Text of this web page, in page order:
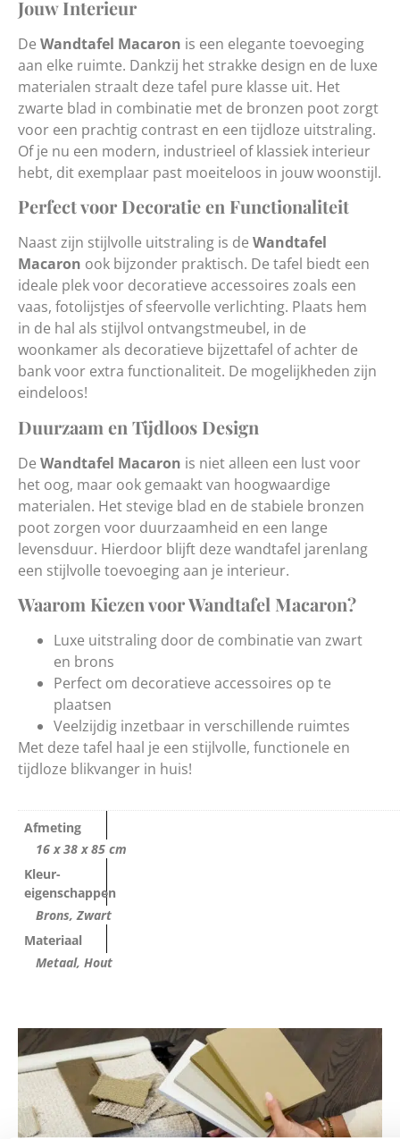
Jouw Interieur
De Wandtafel Macaron is een elegante toevoeging
aan elke ruimte. Dankzij het strakke design en de luxe
materialen straalt deze tafel pure klasse uit. Het
zwarte blad in combinatie met de bronzen poot zorgt
voor een prachtig contrast en een tijdloze uitstraling.
Of je nu een modern, industrieel of klassiek interieur
hebt, dit exemplaar past moeiteloos in jouw woonstijl.
Perfect voor Decoratie en Functionaliteit
Naast zijn stijlvolle uitstraling is de Wandtafel
Macaron ook bijzonder praktisch. De tafel biedt een
ideale plek voor decoratieve accessoires zoals een
vaas, fotolijstjes of sfeervolle verlichting. Plaats hem
in de hal als stijlvol ontvangstmeubel, in de
woonkamer als decoratieve bijzettafel of achter de
bank voor extra functionaliteit. De mogelijkheden zijn
eindeloos!
Duurzaam en Tijdloos Design
De Wandtafel Macaron is niet alleen een lust voor
het oog, maar ook gemaakt van hoogwaardige
materialen. Het stevige blad en de stabiele bronzen
poot zorgen voor duurzaamheid en een lange
levensduur. Hierdoor blijft deze wandtafel jarenlang
een stijlvolle toevoeging aan je interieur.
Waarom Kiezen voor Wandtafel Macaron?
Luxe uitstraling door de combinatie van zwart
en brons
Perfect om decoratieve accessoires op te
plaatsen
Veelzijdig inzetbaar in verschillende ruimtes
Met deze tafel haal je een stijlvolle, functionele en
tijdloze blikvanger in huis!
Afmeting
16 x 38 x 85 cm
Kleur-
eigenschappen
Brons, Zwart
Materiaal
Metaal, Hout